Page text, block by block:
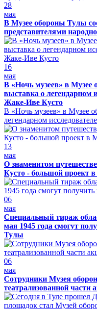
28
мая
В Музее обороны Тулы
представителями
16
мая
В «Ночь музеев» в
выставка о легендарном
Жаке-Иве Кусто
В «Ночь музеев» в Музее
легендарном
13
мая
О знаменитом
Кусто - большой проект
06
мая
Специальный тираж
мая 1945 года смогут
Тулы
06
мая
Сотрудники Музея
театрализованной части